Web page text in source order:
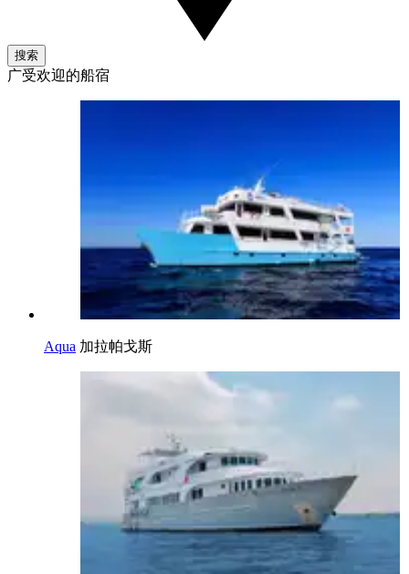
搜索
广受欢迎的船宿
Aqua 加拉帕戈斯